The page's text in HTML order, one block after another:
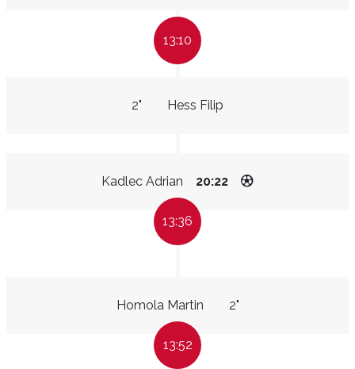
13:10
Hess Filip
2"
Kadlec Adrian 20:22
13:36
Homola Martin 2"
13:52